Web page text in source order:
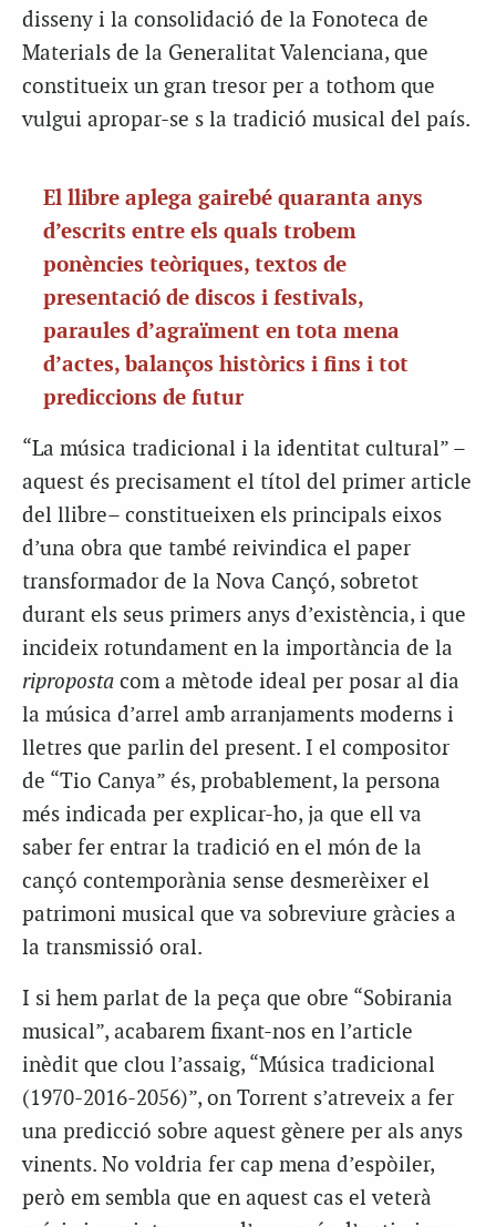
disseny i la consolidació de la Fonoteca de
Materials de la Generalitat Valenciana, que
constitueix un gran tresor per a tothom que
vulgui apropar-se s la tradició musical del país.
El llibre aplega gairebé quaranta anys
d’escrits entre els quals trobem
ponències teòriques, textos de
presentació de discos i festivals,
paraules d’agraïment en tota mena
d’actes, balanços històrics i fins i tot
prediccions de futur
“La música tradicional i la identitat cultural” –
aquest és precisament el títol del primer article
del llibre– constitueixen els principals eixos
d’una obra que també reivindica el paper
transformador de la Nova Cançó, sobretot
durant els seus primers anys d’existència, i que
incideix rotundament en la importància de la
riproposta com a mètode ideal per posar al dia
la música d’arrel amb arranjaments moderns i
lletres que parlin del present. I el compositor
de “Tio Canya” és, probablement, la persona
més indicada per explicar-ho, ja que ell va
saber fer entrar la tradició en el món de la
cançó contemporània sense desmerèixer el
patrimoni musical que va sobreviure gràcies a
la transmissió oral.
I si hem parlat de la peça que obre “Sobirania
musical”, acabarem fixant-nos en l’article
inèdit que clou l’assaig, “Música tradicional
(1970-2016-2056)”, on Torrent s’atreveix a fer
una predicció sobre aquest gènere per als anys
vinents. No voldria fer cap mena d’espòiler,
però em sembla que en aquest cas el veterà